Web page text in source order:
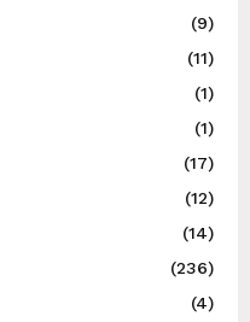
(9)
(11)
(1)
(1)
(17)
(12)
(14)
(236)
(4)